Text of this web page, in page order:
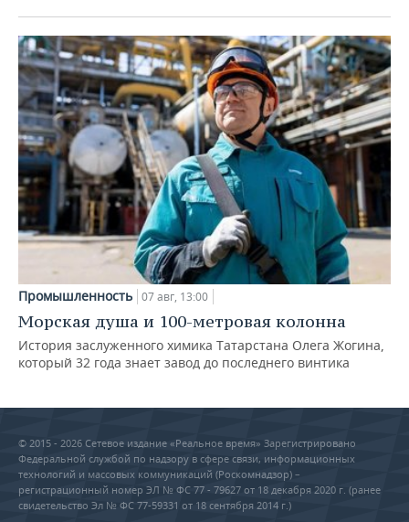
Промышленность 07 авг, 13:00
Морская душа и 100-метровая колонна
История заслуженного химика Татарстана Олега Жогина,
который 32 года знает завод до последнего винтика
© 2015 - 2026 Сетевое издание «Реальное время» Зарегистрировано
Федеральной службой по надзору в сфере связи, информационных
технологий и массовых коммуникаций (Роскомнадзор) –
регистрационный номер ЭЛ № ФС 77 - 79627 от 18 декабря 2020 г. (ранее
свидетельство Эл № ФС 77-59331 от 18 сентября 2014 г.)